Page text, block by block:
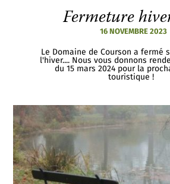
Fermeture
16 NOVEMBRE 2023
Le Domaine de Courson a fermé
l'hiver.... Nous vous donnons
du 15 mars 2024 pour la
touristique !